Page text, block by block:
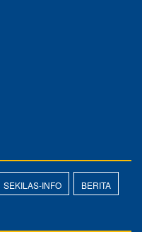
SEKILAS-INFO BERITA